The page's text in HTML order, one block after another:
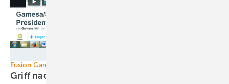
Fusion Gamesa-Siemens
Griff nach der